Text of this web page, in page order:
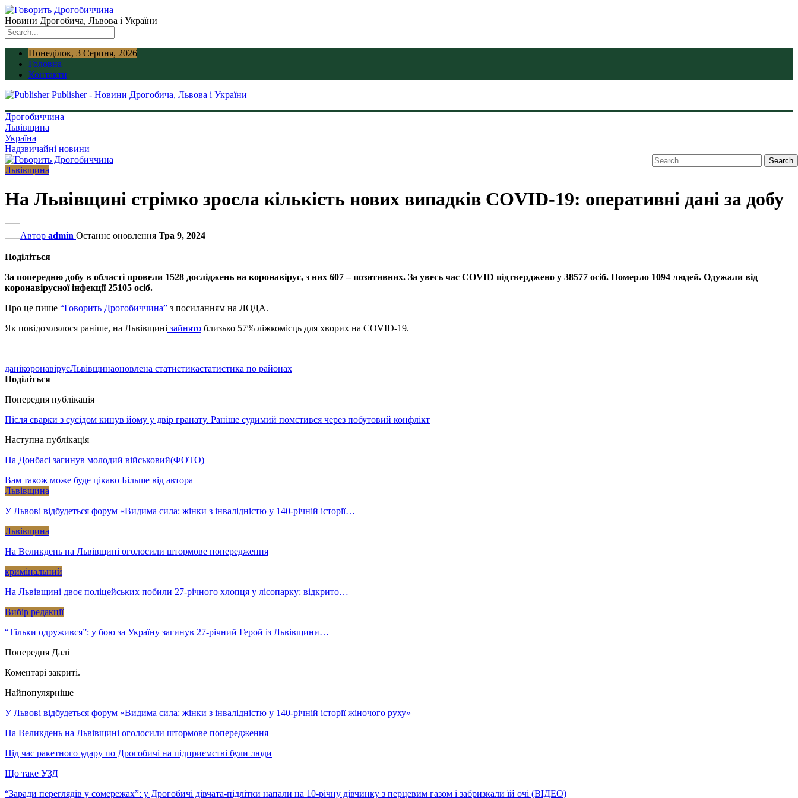
Новини Дрогобича, Львова і України
Понеділок, 3 Серпня, 2026
Головна
Контакти
Publisher - Новини Дрогобича, Львова і України
Дрогобиччина
Львівщина
Україна
Надзвичайні новини
Львівщина
На Львівщині стрімко зросла кількість нових випадків COVID-19: оперативні дані за добу
Автор admin Останнє оновлення Тра 9, 2024
Поділіться
За попередню добу в області провели 1528 досліджень на коронавірус, з них 607 – позитивних. За увесь час COVID підтверджено у 38577 осіб. Померло 1094 людей. Одужали від
коронавірусної інфекції 25105 осіб.
Про це пише “Говорить Дрогобиччина” з посиланням на ЛОДА.
Як повідомлялося раніше, на Львівщині зайнято близько 57% ліжкомісць для хворих на COVID-19.
данікоронавірусЛьвівщинаоновлена статистикастатистика по районах
Поділіться
Попередня публікація
Після сварки з сусідом кинув йому у двір гранату. Раніше судимий помстився через побутовий конфлікт
Наступна публікація
На Донбасі загинув молодий військовий(ФОТО)
Вам також може буде цікаво Більше від автора
Львівщина
У Львові відбудеться форум «Видима сила: жінки з інвалідністю у 140-річній історії…
Львівщина
На Великдень на Львівщині оголосили штормове попередження
кримінальний
На Львівщині двоє поліцейських побили 27-річного хлопця у лісопарку: відкрито…
Вибір редакції
“Тільки одружився”: у бою за Україну загинув 27-річний Герой із Львівщини…
Попередня Далі
Коментарі закриті.
Найпопулярніше
У Львові відбудеться форум «Видима сила: жінки з інвалідністю у 140-річній історії жіночого руху»
На Великдень на Львівщині оголосили штормове попередження
Під час ракетного удару по Дрогобичі на підприємстві були люди
Що таке УЗД
“Заради переглядів у сомережах”: у Дрогобичі дівчата-підлітки напали на 10-річну дівчинку з перцевим газом і забризкали їй очі (ВІДЕО)